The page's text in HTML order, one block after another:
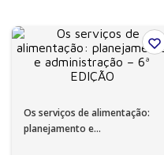
Os serviços de alimentação:
planejamento e